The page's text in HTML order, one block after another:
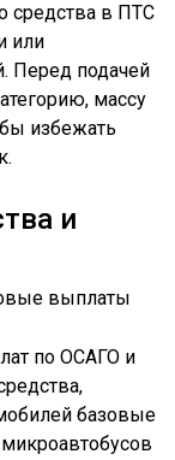
средства в ПТС
или
Перед подачей
массу
избежать
и
по ОСАГО и
базовые